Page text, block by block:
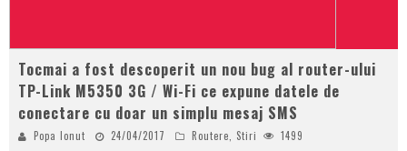
Tocmai a fost descoperit un nou bug al router-ului
TP-Link M5350 3G / Wi-Fi ce expune datele de
conectare cu doar un simplu mesaj SMS
Popa Ionut 24/04/2017 Routere Stiri 1499